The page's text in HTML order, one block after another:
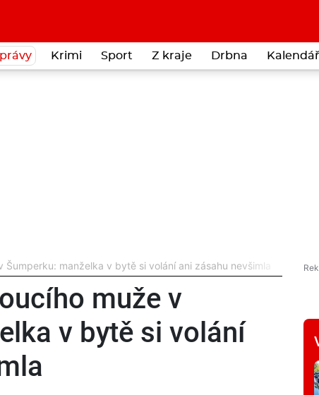
Krimi Sport Z kraje Drbna
Šumperku: manželka v bytě si volání ani zásahu nevšimla
muže v
v bytě si volání